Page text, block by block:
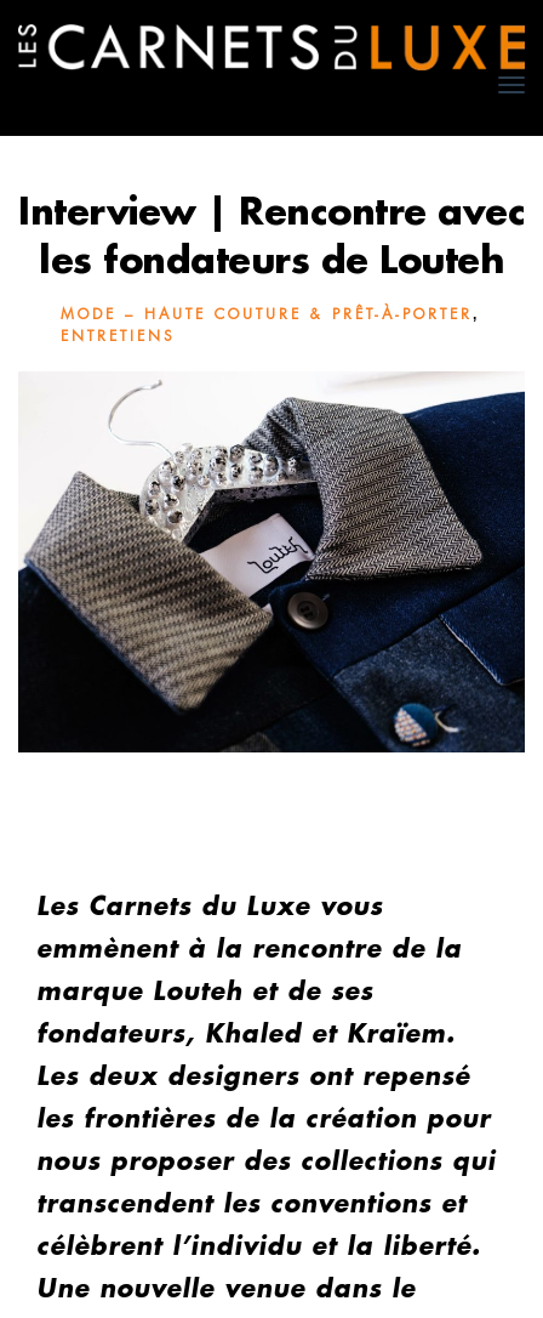
Interview | Rencontre avec
les fondateurs de Louteh
MODE – HAUTE COUTURE & PRÊT-À-PORTER ,
ENTRETIENS
Les Carnets du Luxe vous
emmènent à la rencontre de la
marque Louteh et de ses
fondateurs, Khaled et Kraïem.
Les deux designers ont repensé
les frontières de la création pour
nous proposer des collections qui
transcendent les conventions et
célèbrent l’individu et la liberté.
Une nouvelle venue dans le